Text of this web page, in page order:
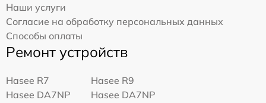
Наши услуги
Согласие на обработку персональных данных
Способы оплаты
Ремонт устройств
Hasee R7
Hasee R9
Hasee DA7NP
Hasee DA7NP